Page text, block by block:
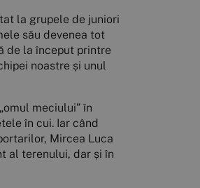
la grupele de juniori
său devenea tot
de la început printre
noastre și unul
meciului” în
în cui. Iar când
Mircea Luca
al terenului, dar și în